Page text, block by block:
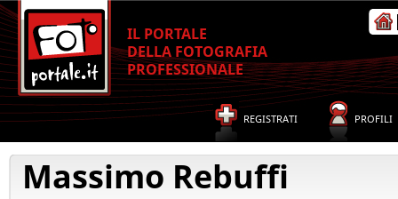
IL PORTALE
DELLA FOTOGRAFIA
PROFESSIONALE
REGISTRATI PROFILI
Massimo Rebuffi